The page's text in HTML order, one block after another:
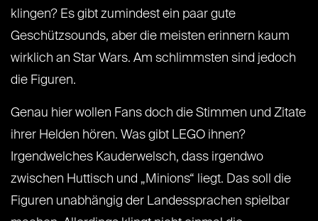
klingen? Es gibt zumindest ein paar gute
Geschützsounds, aber die meisten erinnern kaum
wirklich an Star Wars. Am schlimmsten sind jedoch
die Figuren.
Genau hier wollen Fans doch die Stimmen und Zitate
ihrer Helden hören. Was gibt LEGO ihnen?
Irgendwelches Kauderwelsch, dass irgendwo
zwischen Huttisch und „Minions“ liegt. Das soll die
Figuren unabhängig der Landessprachen spielbar